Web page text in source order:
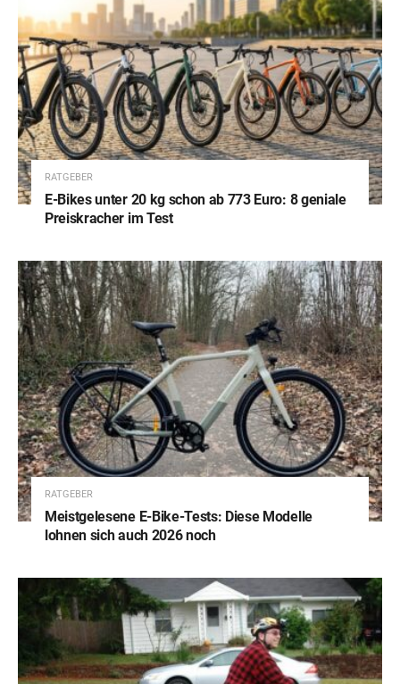
RATGEBER
E-Bikes unter 20 kg schon ab 773 Euro: 8 geniale
Preiskracher im Test
RATGEBER
Meistgelesene E-Bike-Tests: Diese Modelle
lohnen sich auch 2026 noch